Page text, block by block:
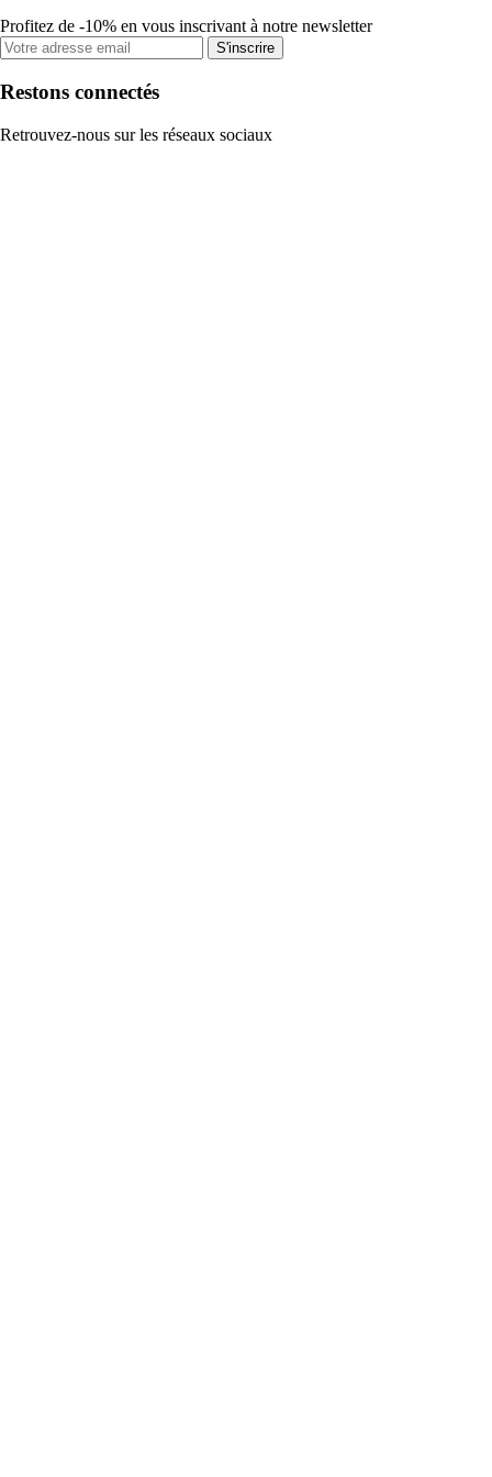
Profitez de -10% en vous inscrivant à notre newsletter
S'inscrire
Restons connectés
Retrouvez-nous sur les réseaux sociaux